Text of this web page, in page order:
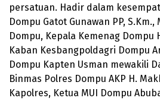
persatuan. Hadir dalam
Dompu Gatot Gunawan PP,
Dompu, Kepala Kemenag Dompu
Kaban Kesbangpoldagri Dompu
Dompu Kapten Usman mewakili
Binmas Polres Dompu AKP H.
Kapolres, Ketua MUI Dompu